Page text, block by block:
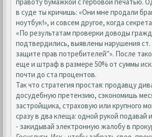
в суде ты кричишь: «Они мне продали
ноутбук!», и совсем другое, когда
«По результатам проверки доводы
подтвердились, выявлены нарушения ст.
защите прав потребителей"». После
еще и штраф в размере 50% от суммы
почти до ста процентов.
Так что стратегия простая: продавцу
досудебную претензию, сэкономишь
застройщика, страховую или крупного
сразу в два клеща: одной рукой подавай
- закидывай электронную жалобу в